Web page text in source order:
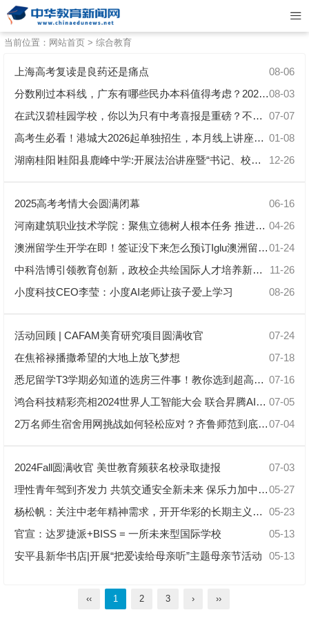
当前位置： 网站首页 > 综合教育
08-06
上海高考复读是良药还是痛点
08-03
分数刚过本科线，广东有哪些民办本科值得考虑？2026年8月报考指南
07-07
在武汉碧桂园学校，你以为只有中考喜报是重磅？不，更厉害的是幼小初（高）跨学段贯通培养项目！
01-08
高考生必看！港城大2026起单独招生，本月线上讲座教你如何“双线冲刺”
12-26
湖南桂阳∣桂阳县鹿峰中学:开展法治讲座暨“书记、校长思政课堂”活动
06-16
2025高考考情大会圆满闭幕
04-26
河南建筑职业技术学院：聚焦立德树人根本任务 推进新时代思政课建设
01-24
澳洲留学生开学在即！签证没下来怎么预订Iglu澳洲留学生公寓？
11-26
中科浩博引领教育创新，政校企共绘国际人才培养新蓝图
08-26
小度科技CEO李莹：小度AI老师让孩子爱上学习
07-24
活动回顾 | CAFAM美育研究项目圆满收官
07-18
在焦裕禄播撒希望的大地上放飞梦想
07-16
悉尼留学T3学期必知道的选房三件事！教你选到超高性价比公寓
07-05
鸿合科技精彩亮相2024世界人工智能大会 联合昇腾AI发布未来教室解决方案
07-04
2万名师生宿舍用网挑战如何轻松应对？齐鲁师范到底有何妙招？
07-03
2024Fall圆满收官 美世教育频获名校录取捷报
05-27
理性青年驾到齐发力 共筑交通安全新未来 保乐力加中国携手联合国训练研究所发起大学生预防酒驾主题科普行动
05-23
杨松帆：关注中老年精神需求，开开华彩的长期主义之路
05-13
官宣：达罗捷派+BISS = 一所未来型国际学校
05-13
安平县新华书店|开展“把爱读给母亲听”主题母亲节活动
‹‹ 1 2 3 › ››